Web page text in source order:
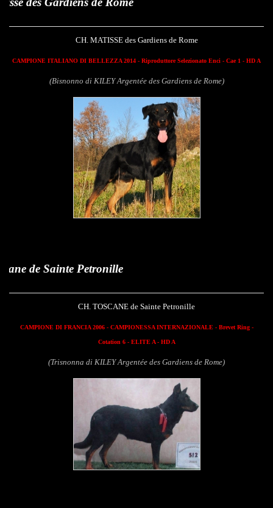
CH. MATISSE des Gardiens de Rome
CAMPIONE ITALIANO DI BELLEZZA 2014 - Riproduttore Selezionato Enci - Cae 1 - HD A
(Bisnonno di KILEY Argentée des Gardiens de Rome)
Petronille
CH. TOSCANE de Sainte Petronille
CAMPIONE DI FRANCIA 2006 - CAMPIONESSA INTERNAZIONALE - Brevet Ring -
Cotation 6 - ELITE A - HD A
(Trisnonna di KILEY Argentée des Gardiens de Rome)